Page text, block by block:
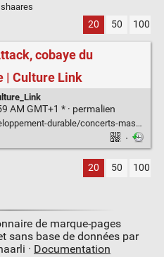
shaares
20 50 100
cobaye du
| Culture Link
AM GMT+1 * · permalien
massive-attack-cobaye-du-changement-climatique
·
20 50 100
de marque-pages
sans base de données par
· Documentation